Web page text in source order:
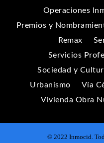
Operaciones
Premios y
Remax
Servicios
Sociedad y
Urbanismo
Vía
Vivienda Obra
© 2022 Inmocid.